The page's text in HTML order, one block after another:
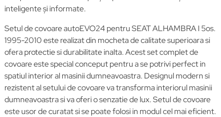
inteligente și informate.
Setul de covoare autoEVO24 pentru SEAT ALHAMBRA I 5os.
1995-2010 este realizat din mocheta de calitate superioara si
ofera protectie si durabilitate inalta. Acest set complet de
covoare este special conceput pentru a se potrivi perfect in
spatiul interior al masinii dumneavoastra. Designul modern si
rezistent al setului de covoare va transforma interiorul masinii
dumneavoastra si va oferi o senzatie de lux. Setul de covoare
este usor de curatat si se poate folosi in modul cel mai eficient.